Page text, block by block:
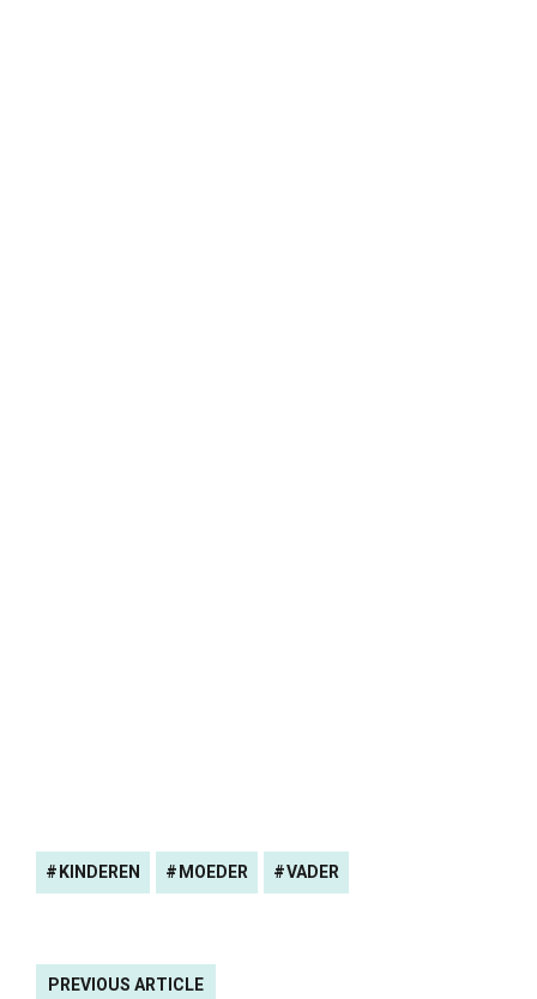
KINDEREN MOEDER VADER
PREVIOUS ARTICLE